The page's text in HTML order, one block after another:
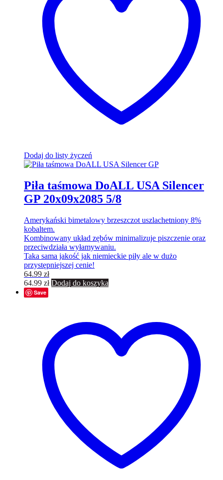
Dodaj do listy życzeń
Piła taśmowa DoALL USA Silencer
GP 20x09x2085 5/8
Amerykański bimetalowy brzeszczot uszlachetniony 8%
kobaltem.
Kombinowany układ zębów minimalizuje piszczenie oraz
przeciwdziała wyłamywaniu.
Taka sama jakość jak niemieckie piły ale w dużo
przystępniejszej cenie!
64.99 zł
64.99 zł Dodaj do koszyka
Save